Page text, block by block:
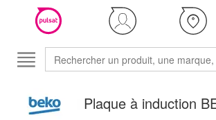
Plaque à induction